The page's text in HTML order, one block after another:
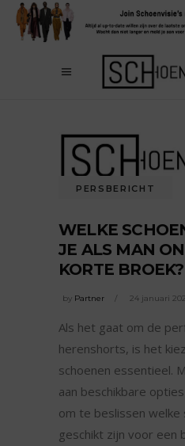
PERSBERICHT
WELKE
JE ALS MAN
KORTE BROEK?
by Partner 24 januari
Als het gaat om de
herenshorts, is het
schoenen essentieel.
aan beschikbare
om te beslissen
geschikt zijn voor een